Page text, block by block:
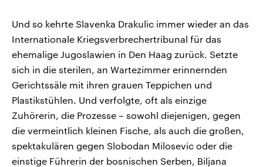
Und so kehrte Slavenka Drakulic immer wieder an das
Internationale Kriegsverbrechertribunal für das
ehemalige Jugoslawien in Den Haag zurück. Setzte
sich in die sterilen, an Wartezimmer erinnernden
Gerichtssäle mit ihren grauen Teppichen und
Plastikstühlen. Und verfolgte, oft als einzige
Zuhörerin, die Prozesse – sowohl diejenigen, gegen
die vermeintlich kleinen Fische, als auch die großen,
spektakulären gegen Slobodan Milosevic oder die
einstige Führerin der bosnischen Serben, Biljana